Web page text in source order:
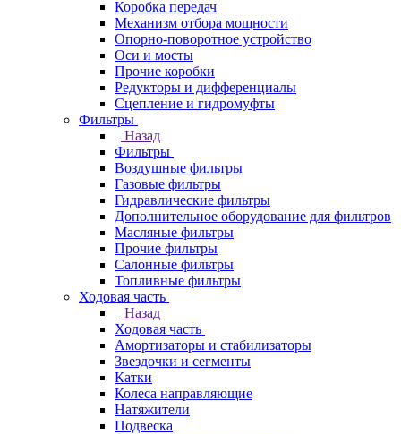
Коробка передач
Механизм отбора мощности
Опорно-поворотное устройство
Оси и мосты
Прочие коробки
Редукторы и дифференциалы
Сцепление и гидромуфты
Фильтры
Назад
Фильтры
Воздушные фильтры
Газовые фильтры
Гидравлические фильтры
Дополнительное оборудование для фильтров
Масляные фильтры
Прочие фильтры
Салонные фильтры
Топливные фильтры
Ходовая часть
Назад
Ходовая часть
Амортизаторы и стабилизаторы
Звездочки и сегменты
Катки
Колеса направляющие
Натяжители
Подвеска